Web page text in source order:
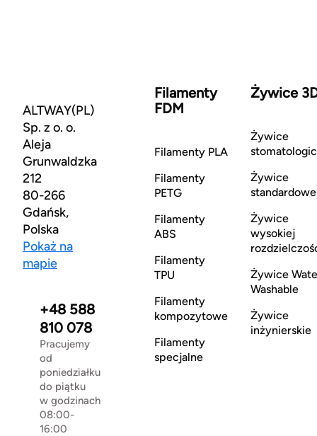
ALTWAY(PL)
Sp. z o. o.
Aleja
Grunwaldzka
212
80-266
Gdańsk,
Polska
Pokaż na
mapie
+48 588
810 078
Pracujemy
od
poniedziałku
do piątku
w godzinach
08:00-
16:00
Filamenty
FDM
Filamenty PLA
Filamenty
PETG
Filamenty
ABS
Filamenty
TPU
Filamenty
kompozytowe
Filamenty
specjalne
Żywice
Żywice
Żywice
standardowe
Żywice
wysokiej
Żywice
Washable
Żywice
inżynierskie